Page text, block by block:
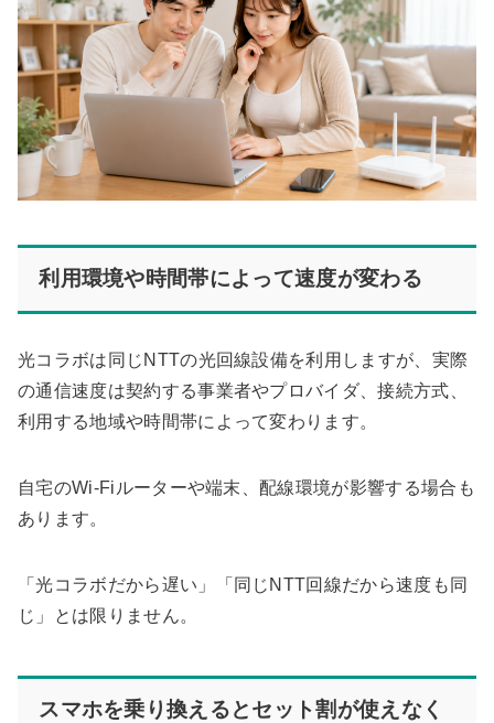
利用環境や時間帯によって速度が変わる
光コラボは同じNTTの光回線設備を利用しますが、実際
の通信速度は契約する事業者やプロバイダ、接続方式、
利用する地域や時間帯によって変わります。
自宅のWi-Fiルーターや端末、配線環境が影響する場合も
あります。
「光コラボだから遅い」「同じNTT回線だから速度も同
じ」とは限りません。
スマホを乗り換えるとセット割が使えなく